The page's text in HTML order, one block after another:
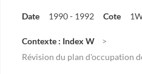
Date 1990 - 1992 Cote
Contexte : Index W
Révision du plan d'occupation